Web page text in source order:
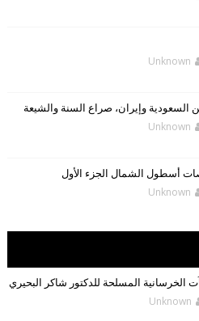
Unknown
السعودية وإيران، صراع السنة والشيعة
Unknown
أسطول الشمال الجزء الأول
Unknown
الخرسانية المسلحة للدكتور شاكر البحيري
Unknown